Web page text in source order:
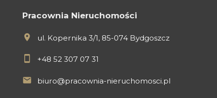
Pracownia Nieruchomości
ul. Kopernika 3/1, 85-074 Bydgoszcz
+48 52 307 07 31
biuro@pracownia-nieruchomosci.pl